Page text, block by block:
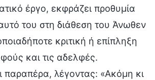
έργο, εκφράζει προθυμία
του στη διάθεση του Άνωθεν
κριτική ή επίπληξη
και τις αδελφές.
παραπέρα, λέγοντας: «Ακόμη κι